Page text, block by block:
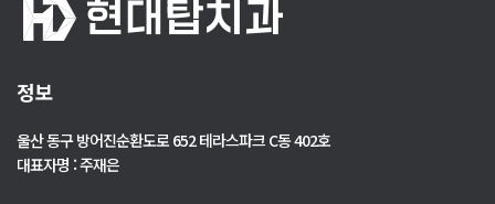
정보
울산 동구 방어진순환도로 652 테라스파크 C동 402호
대표자명 : 주재은